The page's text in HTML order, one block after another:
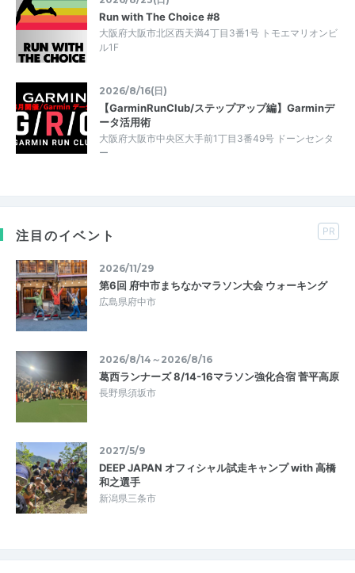
Run with The Choice #8
大阪府大阪市北区西天満4丁目3番1号 トモエマリオンビ
ル1F
2026/8/16(日)
【GarminRunClub/ステップアップ編】Garminデ
ータ活用術
大阪府大阪市中央区大手前1丁目3番49号 ドーンセンタ
ー
注目のイベント PR
2026/11/29
第6回 府中市まちなかマラソン大会 ウォーキング
広島県府中市
2026/8/14～2026/8/16
葛西ランナーズ 8/14-16マラソン強化合宿 菅平高原
長野県須坂市
2027/5/9
DEEP JAPAN オフィシャル試走キャンプ with 高橋
和之選手
新潟県三条市